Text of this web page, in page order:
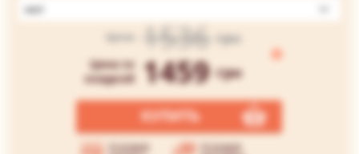
нет
Цена 1536 грн
Цена со
скидкой
1459 грн
КУПИТЬ
Условия Условия